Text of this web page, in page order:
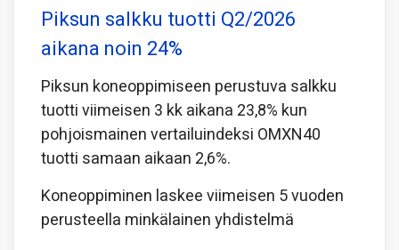
Piksun salkku tuotti Q2/2026
aikana noin 24%
Piksun koneoppimiseen perustuva salkku
tuotti viimeisen 3 kk aikana 23,8% kun
pohjoismainen vertailuindeksi OMXN40
tuotti samaan aikaan 2,6%.
Koneoppiminen laskee viimeisen 5 vuoden
perusteella minkälainen yhdistelmä